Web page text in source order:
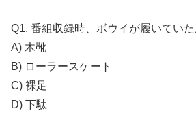
Q1. 番組収録時、ボウイが履いてい
A) 木靴
B) ローラースケート
C) 裸足
D) 下駄